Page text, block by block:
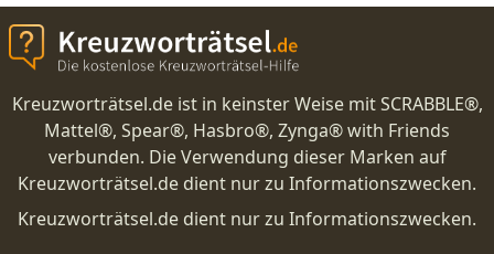
Kreuzworträtsel.de ist in keinster Weise mit SCRABBLE®,
Mattel®, Spear®, Hasbro®, Zynga® with Friends
verbunden. Die Verwendung dieser Marken auf
Kreuzworträtsel.de dient nur zu Informationszwecken.
Kreuzworträtsel.de dient nur zu Informationszwecken.